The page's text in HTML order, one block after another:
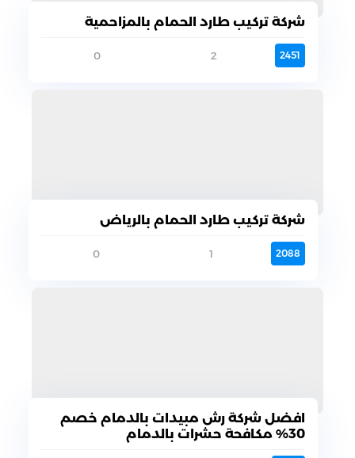
شركة تركيب طارد الحمام بالمزاحمية
2451
2
0
شركة تركيب طارد الحمام بالرياض
2088
1
0
افضل شركة رش مبيدات بالدمام خصم
30% مكافحة حشرات بالدمام